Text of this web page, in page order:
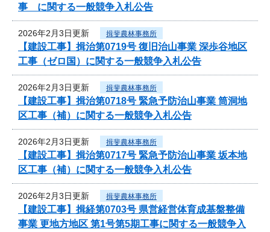
事 に関する一般競争入札公告
2026年2月3日更新 揖斐農林事務所
【建設工事】揖治第0719号 復旧治山事業 深歩谷地区
工事（ゼロ国）に関する一般競争入札公告
2026年2月3日更新 揖斐農林事務所
【建設工事】揖治第0718号 緊急予防治山事業 筒洞地
区工事（補）に関する一般競争入札公告
2026年2月3日更新 揖斐農林事務所
【建設工事】揖治第0717号 緊急予防治山事業 坂本地
区工事（補）に関する一般競争入札公告
2026年2月3日更新 揖斐農林事務所
【建設工事】揖経第0703号 県営経営体育成基盤整備
事業 更地方地区 第1号第5期工事に関する一般競争入